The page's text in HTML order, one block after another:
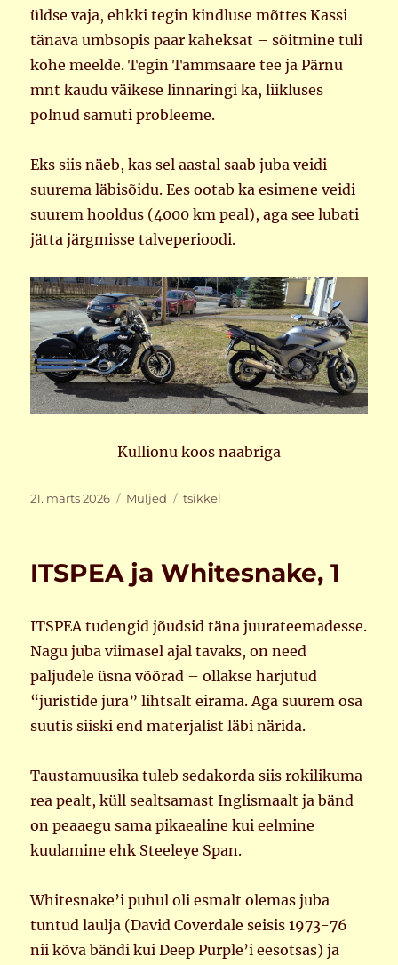
üldse vaja, ehkki tegin kindluse mõttes Kassi
tänava umbsopis paar kaheksat – sõitmine tuli
kohe meelde. Tegin Tammsaare tee ja Pärnu
mnt kaudu väikese linnaringi ka, liikluses
polnud samuti probleeme.
Eks siis näeb, kas sel aastal saab juba veidi
suurema läbisõidu. Ees ootab ka esimene veidi
suurem hooldus (4000 km peal), aga see lubati
jätta järgmisse talveperioodi.
Kullionu koos naabriga
Postitatud
21. märts 2026 Rubriigid
Muljed Sildid
tsikkel
ITSPEA ja Whitesnake, 1
ITSPEA tudengid jõudsid täna juurateemadesse.
Nagu juba viimasel ajal tavaks, on need
paljudele üsna võõrad – ollakse harjutud
“juristide jura” lihtsalt eirama. Aga suurem osa
suutis siiski end materjalist läbi närida.
Taustamuusika tuleb sedakorda siis rokilikuma
rea pealt, küll sealtsamast Inglismaalt ja bänd
on peaaegu sama pikaealine kui eelmine
kuulamine ehk Steeleye Span.
Whitesnake’i puhul oli esmalt olemas juba
tuntud laulja (David Coverdale seisis 1973-76
nii kõva bändi kui Deep Purple’i eesotsas) ja